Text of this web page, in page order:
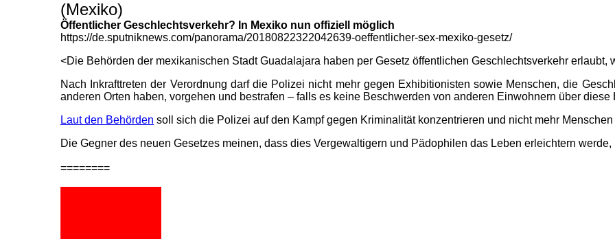
(Mexiko)
Öffentlicher Geschlechtsverkehr? In Mexiko nun offiziell möglich
https://de.sputniknews.com/panorama/20180822322042639-oeffentlicher-sex-mexiko-gesetz/
<Die Behörden der mexikanischen Stadt Guadalajara haben per Gesetz öffentlichen Geschlechtsverkehr erlaubt,
Nach Inkrafttreten der Verordnung darf die Polizei nicht mehr gegen Exhibitionisten sowie Menschen, die
anderen Orten haben, vorgehen und bestrafen – falls es keine Beschwerden von anderen Einwohnern über diese
Laut den Behörden soll sich die Polizei auf den Kampf gegen Kriminalität konzentrieren und nicht mehr
Die Gegner des neuen Gesetzes meinen, dass dies Vergewaltigern und Pädophilen das Leben erleichtern
========